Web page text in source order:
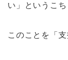
い」というこ
このことを「